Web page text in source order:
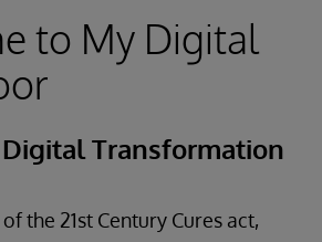
to My Digital
Transformation
the 21st Century Cures act,